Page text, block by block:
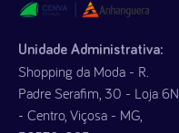
Unidade Administrativa:
Shopping da Moda - R.
Padre Serafim, 30 - Loja 6N
- Centro, Viçosa - MG,